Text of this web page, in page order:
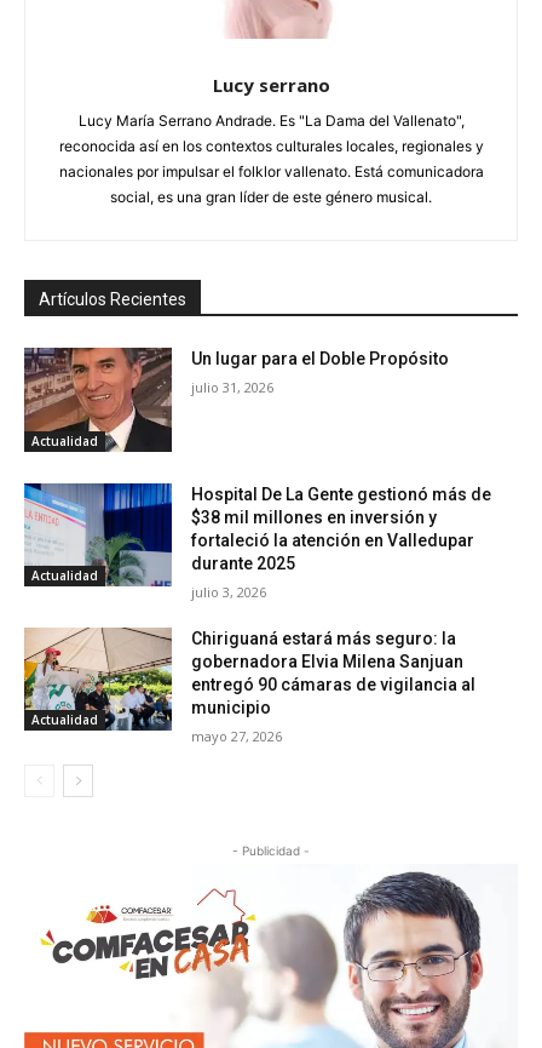
Lucy serrano
Lucy María Serrano Andrade. Es "La Dama del Vallenato",
reconocida así en los contextos culturales locales, regionales y
nacionales por impulsar el folklor vallenato. Está comunicadora
social, es una gran líder de este género musical.
Artículos Recientes
Actualidad
Un lugar para el Doble Propósito
julio 31, 2026
Actualidad
Hospital De La Gente gestionó más de
$38 mil millones en inversión y
fortaleció la atención en Valledupar
durante 2025
julio 3, 2026
Actualidad
Chiriguaná estará más seguro: la
gobernadora Elvia Milena Sanjuan
entregó 90 cámaras de vigilancia al
municipio
mayo 27, 2026
- Publicidad -